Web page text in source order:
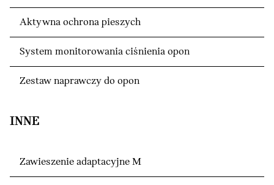
Aktywna ochrona pieszych
System monitorowania ciśnienia opon
Zestaw naprawczy do opon
INNE
Zawieszenie adaptacyjne M